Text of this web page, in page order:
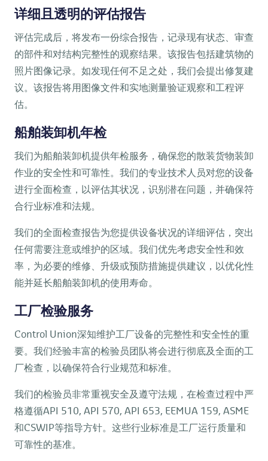
详细且透明的评估报告
评估完成后，将发布一份综合报告，记录现有状态、审查
的部件和对结构完整性的观察结果。该报告包括建筑物的
照片图像记录。如发现任何不足之处，我们会提出修复建
议。该报告将用图像文件和实地测量验证观察和工程评
估。
船舶装卸机年检
我们为船舶装卸机提供年检服务，确保您的散装货物装卸
作业的安全性和可靠性。我们的专业技术人员对您的设备
进行全面检查，以评估其状况，识别潜在问题，并确保符
合行业标准和法规。
我们的全面检查报告为您提供设备状况的详细评估，突出
任何需要注意或维护的区域。我们优先考虑安全性和效
率，为必要的维修、升级或预防措施提供建议，以优化性
能并延长船舶装卸机的使用寿命。
工厂检验服务
Control Union深知维护工厂设备的完整性和安全性的重
要。我们经验丰富的检验员团队将会进行彻底及全面的工
厂检查，以确保符合行业规范和标准。
我们的检验员非常重视安全及遵守法规，在检查过程中严
格遵循API 510, API 570, API 653, EEMUA 159, ASME
和CSWIP等指导方针。这些行业标准是工厂运行质量和
可靠性的基准。